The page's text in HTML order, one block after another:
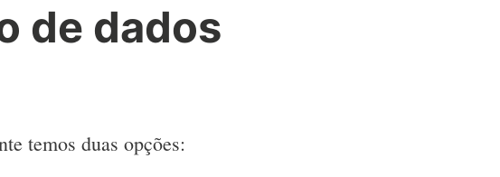
de dados
temos duas opções: